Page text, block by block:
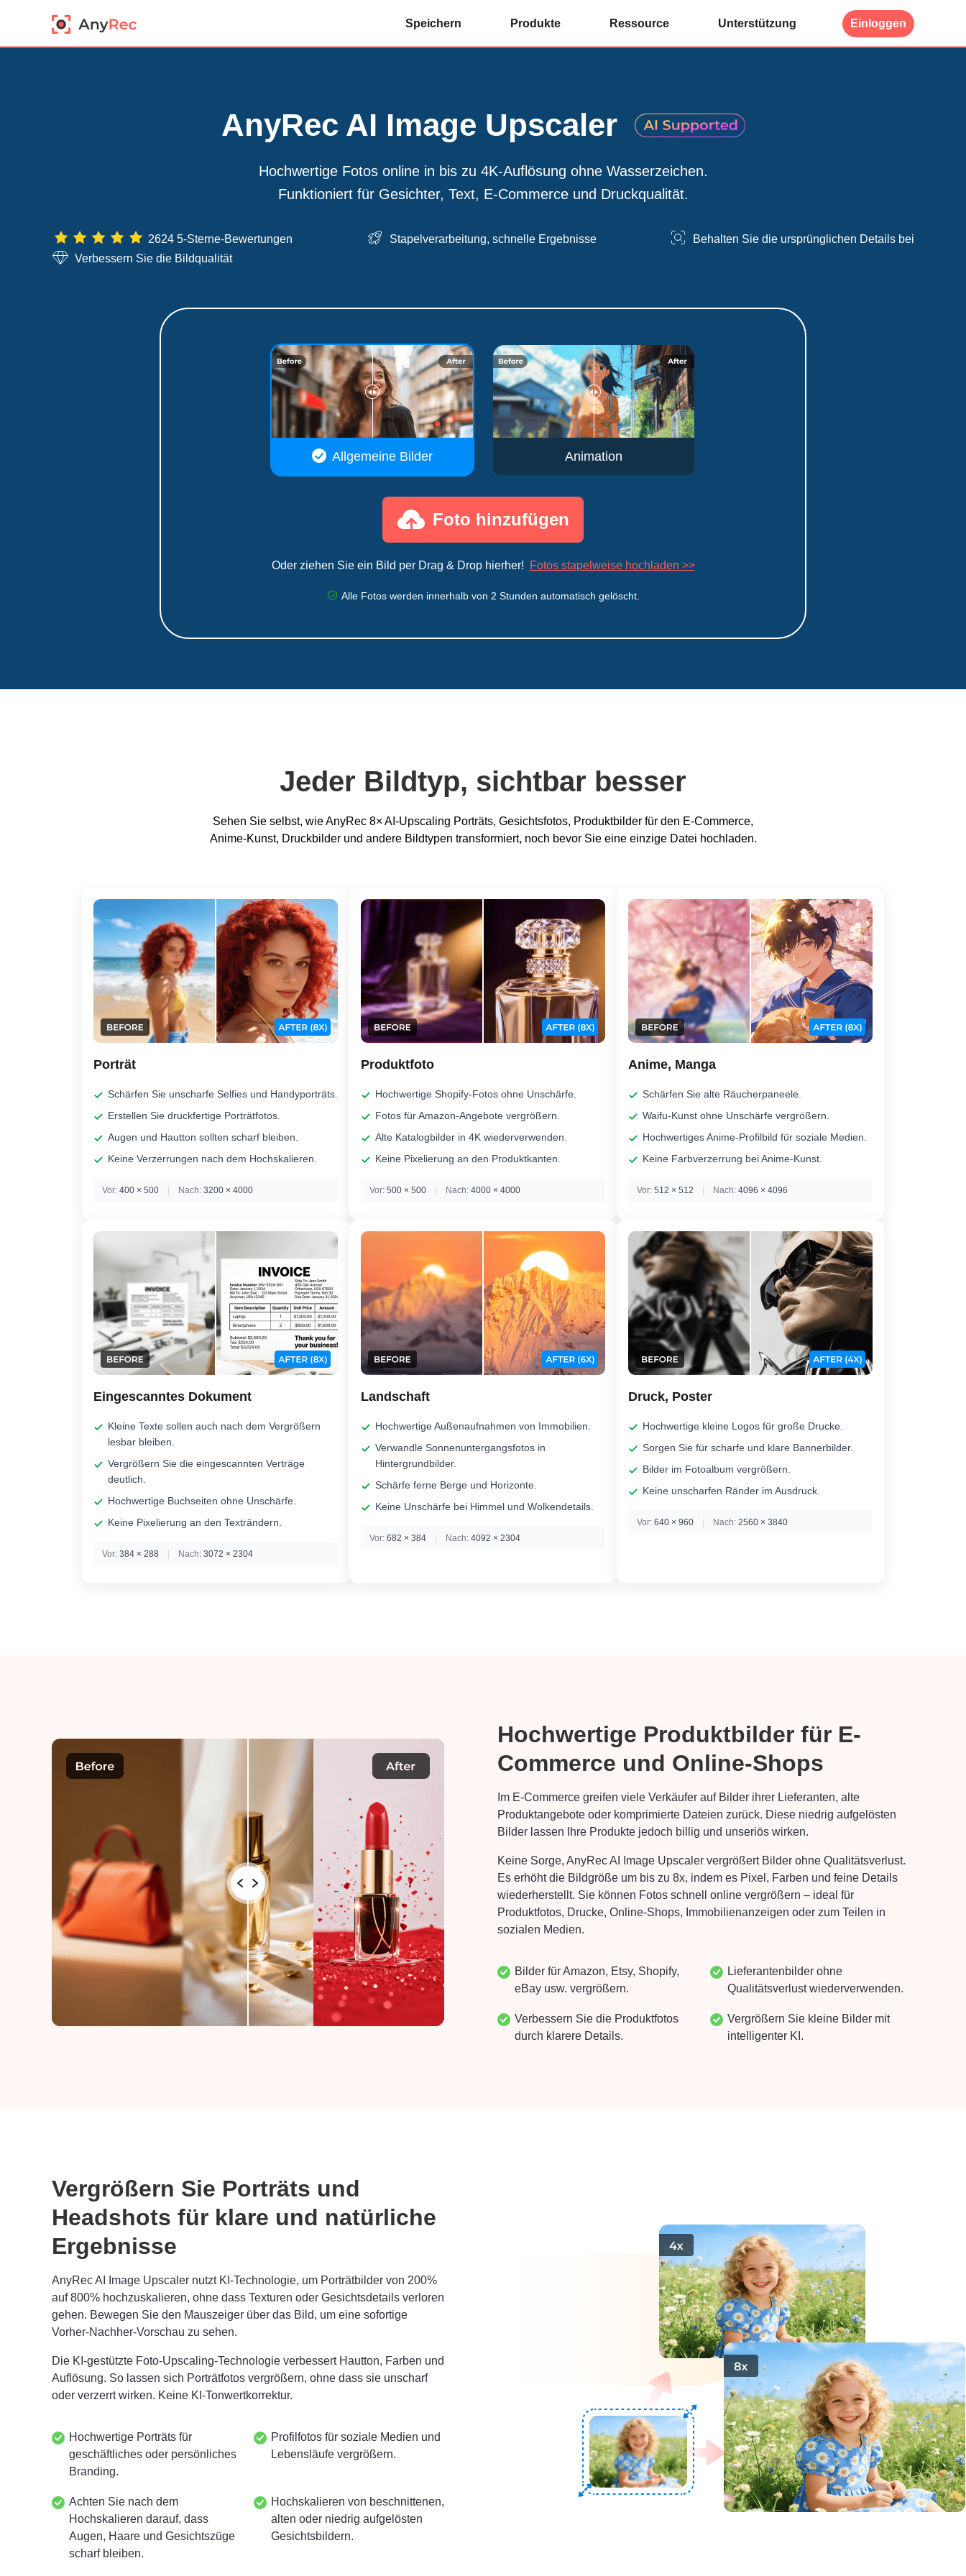
Einloggen
Speichern Produkte Ressource Unterstützung
AnyRec AI Image Upscaler
Hochwertige Fotos online in bis zu 4K-Auflösung ohne Wasserzeichen.
Funktioniert für Gesichter, Text, E-Commerce und Druckqualität.
2624 5-Sterne-Bewertungen Stapelverarbeitung, schnelle Ergebnisse
Behalten Sie die ursprünglichen Details bei
Verbessern Sie die Bildqualität
Allgemeine Bilder Animation
Foto hinzufügen
Oder ziehen Sie ein Bild per Drag & Drop hierher! Fotos stapelweise hochladen >>
Alle Fotos werden innerhalb von 2 Stunden automatisch gelöscht.
Jeder Bildtyp, sichtbar besser
Sehen Sie selbst, wie AnyRec 8× AI-Upscaling Porträts, Gesichtsfotos, Produktbilder für den E-Commerce,
Anime-Kunst, Druckbilder und andere Bildtypen transformiert, noch bevor Sie eine einzige Datei hochladen.
Porträt
Schärfen Sie unscharfe Selfies und Handyporträts.
Erstellen Sie druckfertige Porträtfotos.
Augen und Hautton sollten scharf bleiben.
Keine Verzerrungen nach dem Hochskalieren.
Vor: 400 × 500 Nach: 3200 × 4000
Produktfoto
Hochwertige Shopify-Fotos ohne Unschärfe.
Fotos für Amazon-Angebote vergrößern.
Alte Katalogbilder in 4K wiederverwenden.
Keine Pixelierung an den Produktkanten.
Vor: 500 × 500 Nach: 4000 × 4000
Anime, Manga
Schärfen Sie alte Räucherpaneele.
Waifu-Kunst ohne Unschärfe vergrößern.
Hochwertiges Anime-Profilbild für soziale Medien.
Keine Farbverzerrung bei Anime-Kunst.
Vor: 512 × 512 Nach: 4096 × 4096
Eingescanntes Dokument
Kleine Texte sollen auch nach dem Vergrößern
lesbar bleiben.
Vergrößern Sie die eingescannten Verträge
deutlich.
Hochwertige Buchseiten ohne Unschärfe.
Keine Pixelierung an den Texträndern.
Vor: 384 × 288 Nach: 3072 × 2304
Landschaft
Hochwertige Außenaufnahmen von Immobilien.
Verwandle Sonnenuntergangsfotos in
Hintergrundbilder.
Schärfe ferne Berge und Horizonte.
Keine Unschärfe bei Himmel und Wolkendetails.
Vor: 682 × 384 Nach: 4092 × 2304
Druck, Poster
Hochwertige kleine Logos für große Drucke.
Sorgen Sie für scharfe und klare Bannerbilder.
Bilder im Fotoalbum vergrößern.
Keine unscharfen Ränder im Ausdruck.
Vor: 640 × 960 Nach: 2560 × 3840
Hochwertige Produktbilder für E-
Commerce und Online-Shops
Im E-Commerce greifen viele Verkäufer auf Bilder ihrer Lieferanten, alte
Produktangebote oder komprimierte Dateien zurück. Diese niedrig aufgelösten
Bilder lassen Ihre Produkte jedoch billig und unseriös wirken.
Keine Sorge, AnyRec AI Image Upscaler vergrößert Bilder ohne Qualitätsverlust.
Es erhöht die Bildgröße um bis zu 8x, indem es Pixel, Farben und feine Details
wiederherstellt. Sie können Fotos schnell online vergrößern – ideal für
Produktfotos, Drucke, Online-Shops, Immobilienanzeigen oder zum Teilen in
sozialen Medien.
Bilder für Amazon, Etsy, Shopify,
eBay usw. vergrößern.
Lieferantenbilder ohne
Qualitätsverlust wiederverwenden.
Verbessern Sie die Produktfotos
durch klarere Details.
Vergrößern Sie kleine Bilder mit
intelligenter KI.
Vergrößern Sie Porträts und
Headshots für klare und natürliche
Ergebnisse
AnyRec AI Image Upscaler nutzt KI-Technologie, um Porträtbilder von 200%
auf 800% hochzuskalieren, ohne dass Texturen oder Gesichtsdetails verloren
gehen. Bewegen Sie den Mauszeiger über das Bild, um eine sofortige
Vorher-Nachher-Vorschau zu sehen.
Die KI-gestützte Foto-Upscaling-Technologie verbessert Hautton, Farben und
Auflösung. So lassen sich Porträtfotos vergrößern, ohne dass sie unscharf
oder verzerrt wirken. Keine KI-Tonwertkorrektur.
Hochwertige Porträts für
geschäftliches oder persönliches
Branding.
Profilfotos für soziale Medien und
Lebensläufe vergrößern.
Achten Sie nach dem
Hochskalieren darauf, dass
Augen, Haare und Gesichtszüge
scharf bleiben.
Hochskalieren von beschnittenen,
alten oder niedrig aufgelösten
Gesichtsbildern.